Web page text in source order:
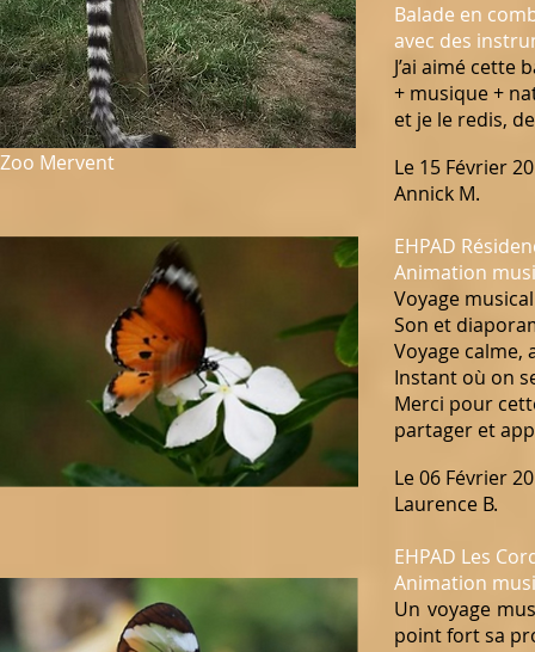
Zoo Mervent
Balade en
avec des
J’ai aimé cette
+ musique +
et je le redis,
Le 15 Février
Annick M.
EHPAD
Animation
Voyage
Son et
Voyage
Instant où on
Merci pour
partager et
Le 06 Février
Laurence B.
EHPAD Les
Animation
Un voyage
point fortsa